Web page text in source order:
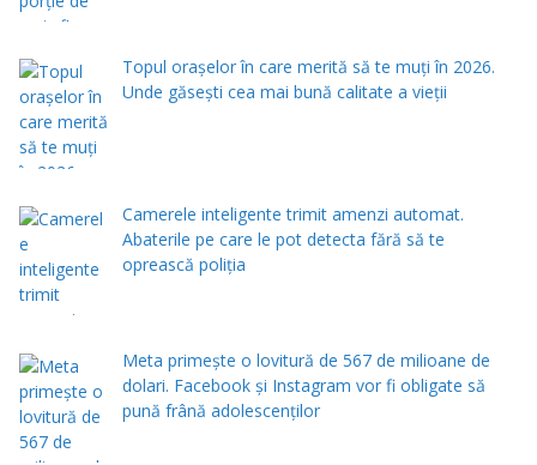
Topul orașelor în care merită să te muți în 2026.
Unde găsești cea mai bună calitate a vieții
Camerele inteligente trimit amenzi automat.
Abaterile pe care le pot detecta fără să te
oprească poliția
Meta primește o lovitură de 567 de milioane de
dolari. Facebook și Instagram vor fi obligate să
pună frână adolescenților